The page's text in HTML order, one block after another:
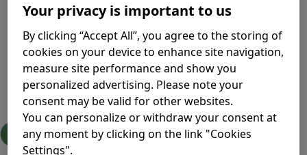
Puede dar su consentimiento globalmente para todas
las categorías de cookies o individualmente o retirar
su consentimiento en cualquier momento en la página
"Configuración de cookies", haciendo clic en este
enlace.
Cookie Settings
Your privacy is important to us
By clicking “Accept All”, you agree to the storing of
cookies on your device to enhance site navigation,
measure site performance and show you
personalized advertising. Please note your
consent may be valid for other websites.
You can personalize or withdraw your consent at
any moment by clicking on the link "Cookies
Settings".